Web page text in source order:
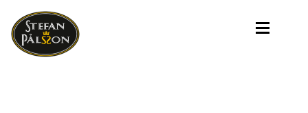
Hoppa
till
navigering
Hoppa
till
innehåll